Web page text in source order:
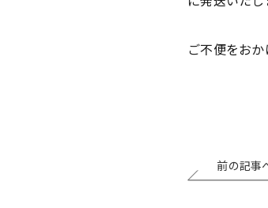
ご不便をお
前の記事